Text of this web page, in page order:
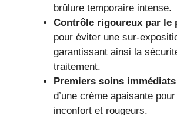
brûlure temporaire intense.
Contrôle rigoureux par le
pour éviter une sur-
garantissant ainsi la
traitement.
Premiers soins
d’une crème apaisante
inconfort et rougeurs.